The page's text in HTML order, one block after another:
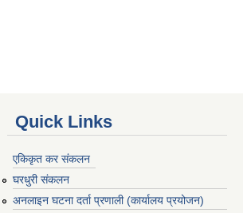
Quick Links
एकिकृत कर संकलन
घरधुरी संकलन
अनलाइन घटना दर्ता प्रणाली (कार्यालय प्रयोजन)